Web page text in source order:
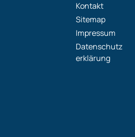
Kontakt
Sitemap
Impressum
Datenschutz
erklärung